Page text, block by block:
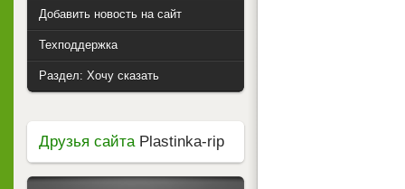
Добавить новость на сайт
Техподдержка
Раздел: Хочу сказать
Друзья сайтаPlastinka-rip